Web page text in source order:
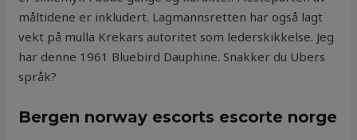
måltidene er inkludert. Lagmannsretten har også lagt
vekt på mulla Krekars autoritet som lederskikkelse. Jeg
har denne 1961 Bluebird Dauphine. Snakker du Ubers
språk?
Bergen norway escorts escorte norge